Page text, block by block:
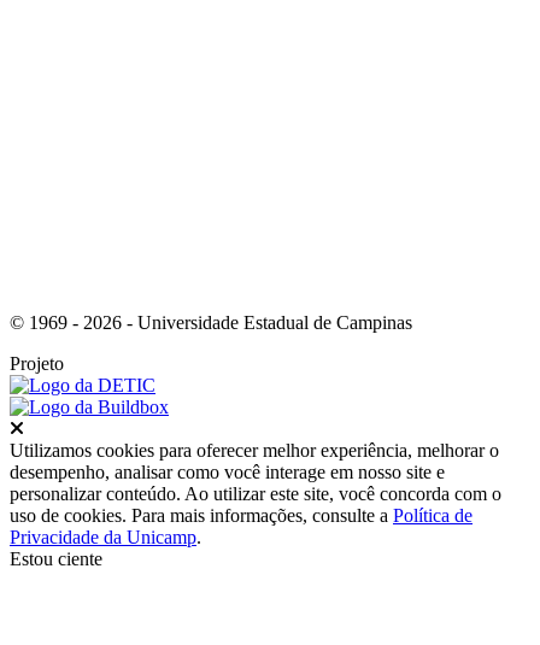
© 1969 - 2026 - Universidade Estadual de Campinas
Projeto
Utilizamos cookies para oferecer melhor experiência, melhorar o
desempenho, analisar como você interage em nosso site e
personalizar conteúdo. Ao utilizar este site, você concorda com o
uso de cookies. Para mais informações, consulte a Política de
Privacidade da Unicamp.
Estou ciente